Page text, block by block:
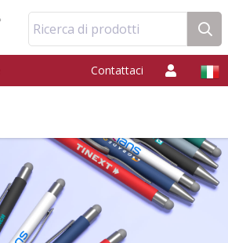
Ricerca di prodotti
Contattaci